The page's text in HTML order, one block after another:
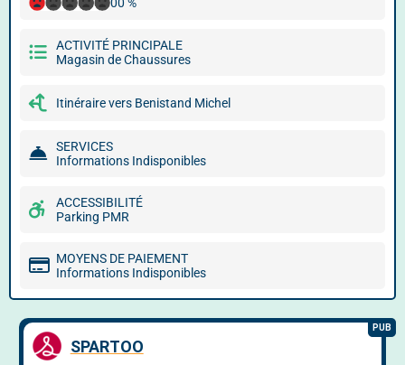
ACTIVITÉ PRINCIPALE
Magasin de Chaussures
Itinéraire vers Benistand Michel
SERVICES
Informations Indisponibles
ACCESSIBILITÉ
Parking PMR
MOYENS DE PAIEMENT
Informations Indisponibles